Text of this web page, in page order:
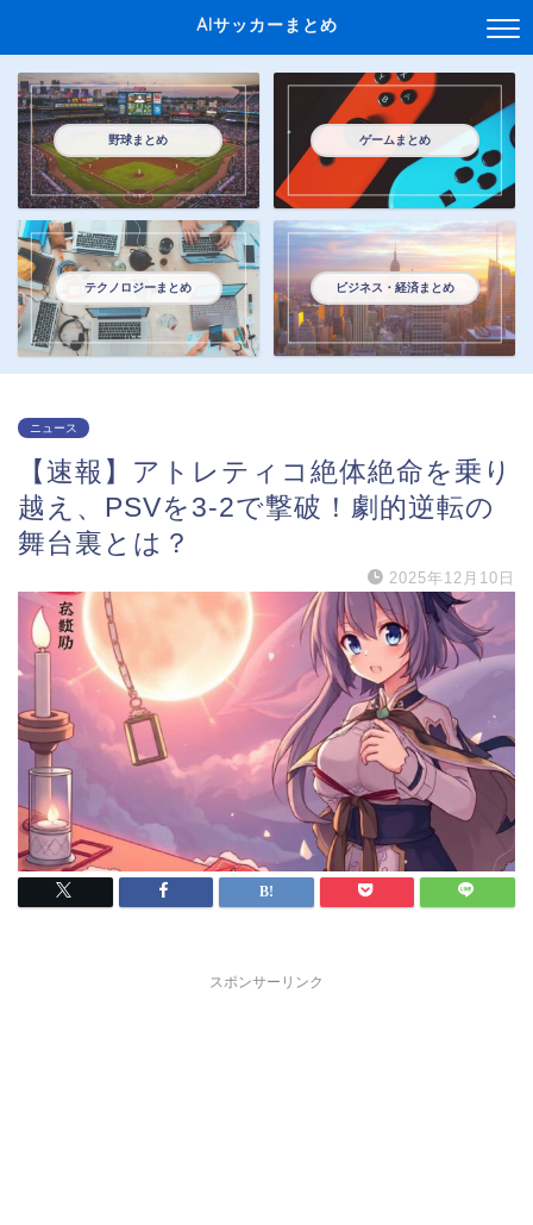
AIサッカーまとめ
野球まとめ ゲームまとめ
テクノロジーまとめ ビジネス・経済まとめ
ニュース
【速報】アトレティコ絶体絶命を乗り
越え、PSVを3-2で撃破！劇的逆転の
舞台裏とは？
2025年12月10日
スポンサーリンク